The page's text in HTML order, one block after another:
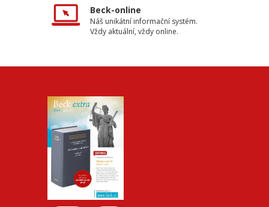
Beck-online
Náš unikátní informační systém.
Vždy aktuální, vždy online.